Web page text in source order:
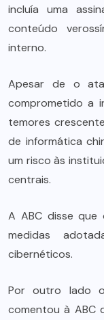
incluía uma
conteúdo
interno.
Apesar de o
comprometido a
temores
de informática
um risco às
centrais.
A ABC disse que
medidas
cibernéticos.
Por outro lado
comentou à ABC